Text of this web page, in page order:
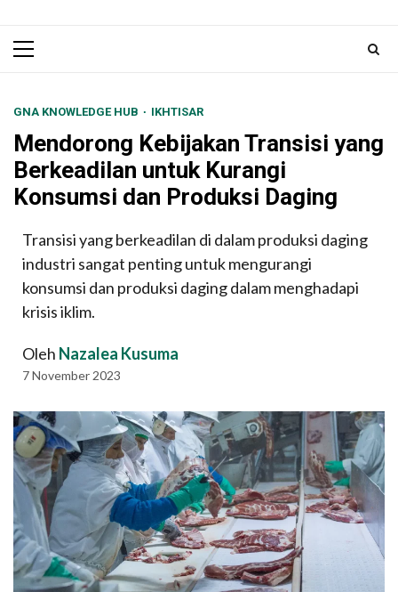
Primary
GNA KNOWLEDGE HUB IKHTISAR
Mendorong Kebijakan Transisi yang
Berkeadilan untuk Kurangi
Konsumsi dan Produksi Daging
Transisi yang berkeadilan di dalam produksi daging
industri sangat penting untuk mengurangi
konsumsi dan produksi daging dalam menghadapi
krisis iklim.
Oleh Nazalea Kusuma
7 November 2023